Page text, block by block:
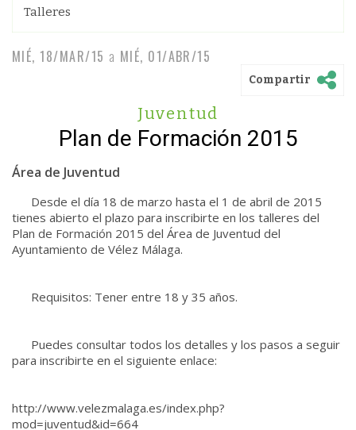
Talleres
MIÉ, 18/MAR/15 a MIÉ, 01/ABR/15
Compartir
Juventud
Plan de Formación 2015
Área de Juventud
Desde el día 18 de marzo hasta el 1 de abril de 2015
tienes abierto el plazo para inscribirte en los talleres del
Plan de Formación 2015 del Área de Juventud del
Ayuntamiento de Vélez Málaga.
Requisitos: Tener entre 18 y 35 años.
Puedes consultar todos los detalles y los pasos a seguir
para inscribirte en el siguiente enlace:
http://www.velezmalaga.es/index.php?
mod=juventud&id=664